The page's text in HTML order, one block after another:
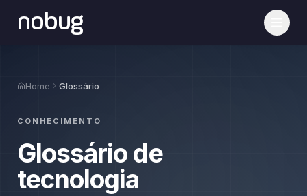
nobug
Home Glossário
CONHECIMENTO
Glossário de
tecnologia